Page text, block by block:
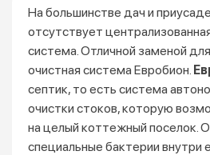
На большинстве дач и
отсутствует
система. Отличной заменой
очистная система Евробион.
септик, то есть система
очистки стоков, которую
на целый коттежный поселок.
специальные бактерии внутри